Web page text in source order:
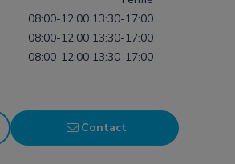
08:00-12:00 13:30-17:00
08:00-12:00 13:30-17:00
08:00-12:00 13:30-17:00
Contact